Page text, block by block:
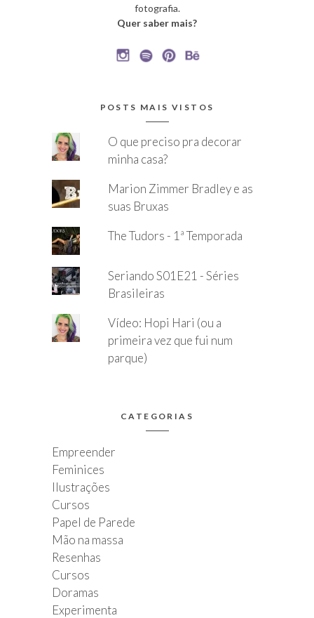
fotografia.
Quer saber mais?
POSTS MAIS VISTOS
O que preciso pra decorar
minha casa?
Marion Zimmer Bradley e as
suas Bruxas
The Tudors - 1ª Temporada
Seriando S01E21 - Séries
Brasileiras
Vídeo: Hopi Hari (ou a
primeira vez que fui num
parque)
CATEGORIAS
Empreender
Feminices
Ilustrações
Cursos
Papel de Parede
Mão na massa
Resenhas
Cursos
Doramas
Experimenta